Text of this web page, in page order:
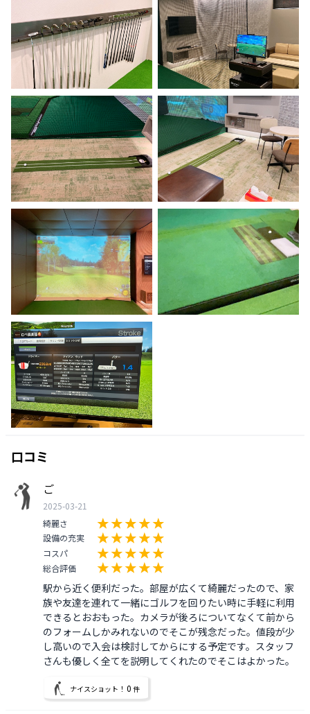
口コミ
ご
2025-03-21
綺麗さ
設備の充実
コスパ
総合評価
駅から近く便利だった。部屋が広くて綺麗だったので、家
族や友達を連れて一緒にゴルフを回りたい時に手軽に利用
できるとおおもった。カメラが後ろについてなくて前から
のフォームしかみれないのでそこが残念だった。値段が少
し高いので入会は検討してからにする予定です。スタッフ
さんも優しく全てを説明してくれたのでそこはよかった。
ナイスショット！ 0 件